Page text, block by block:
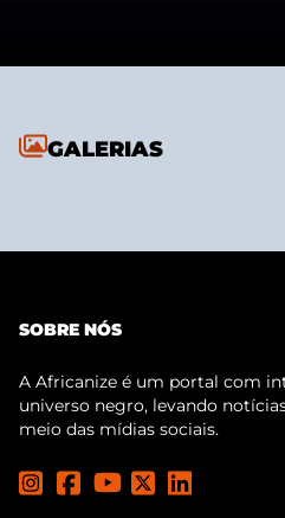
GALERIAS
SOBRE NÓS
A Africanize é um portal com
universo negro, levando
meio das mídias sociais.